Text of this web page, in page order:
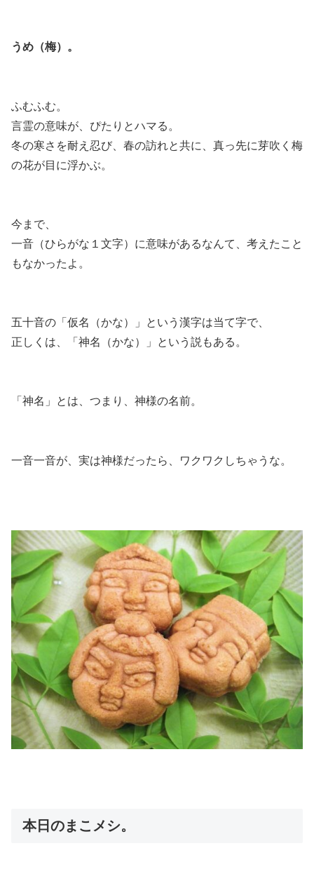
うめ（梅）。
ふむふむ。
言霊の意味が、ぴたりとハマる。
冬の寒さを耐え忍び、春の訪れと共に、真っ先に芽吹く梅
の花が目に浮かぶ。
今まで、
一音（ひらがな１文字）に意味があるなんて、考えたこと
もなかったよ。
五十音の「仮名（かな）」という漢字は当て字で、
正しくは、「神名（かな）」という説もある。
「神名」とは、つまり、神様の名前。
一音一音が、実は神様だったら、ワクワクしちゃうな。
本日のまこメシ。